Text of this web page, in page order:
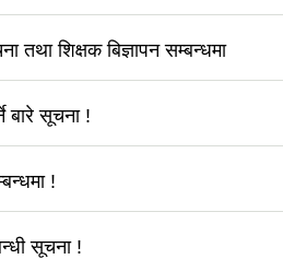
तथा शिक्षक बिज्ञापन सम्बन्धमा
बारे सूचना !
!
सूचना !